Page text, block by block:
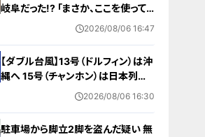
岐阜だった!? ｢まさか、ここを使って
いるとは…｣ ロケ地にはファンの姿
2026/08/06 16:47
【ダブル台風】13号（ドルフィン）は沖
縄へ 15号（チャンホン）は日本列島
接近か その後を追う“雨雲”も日本へ
2026/08/06 16:30
駐車場から脚立2脚を盗んだ疑い 無